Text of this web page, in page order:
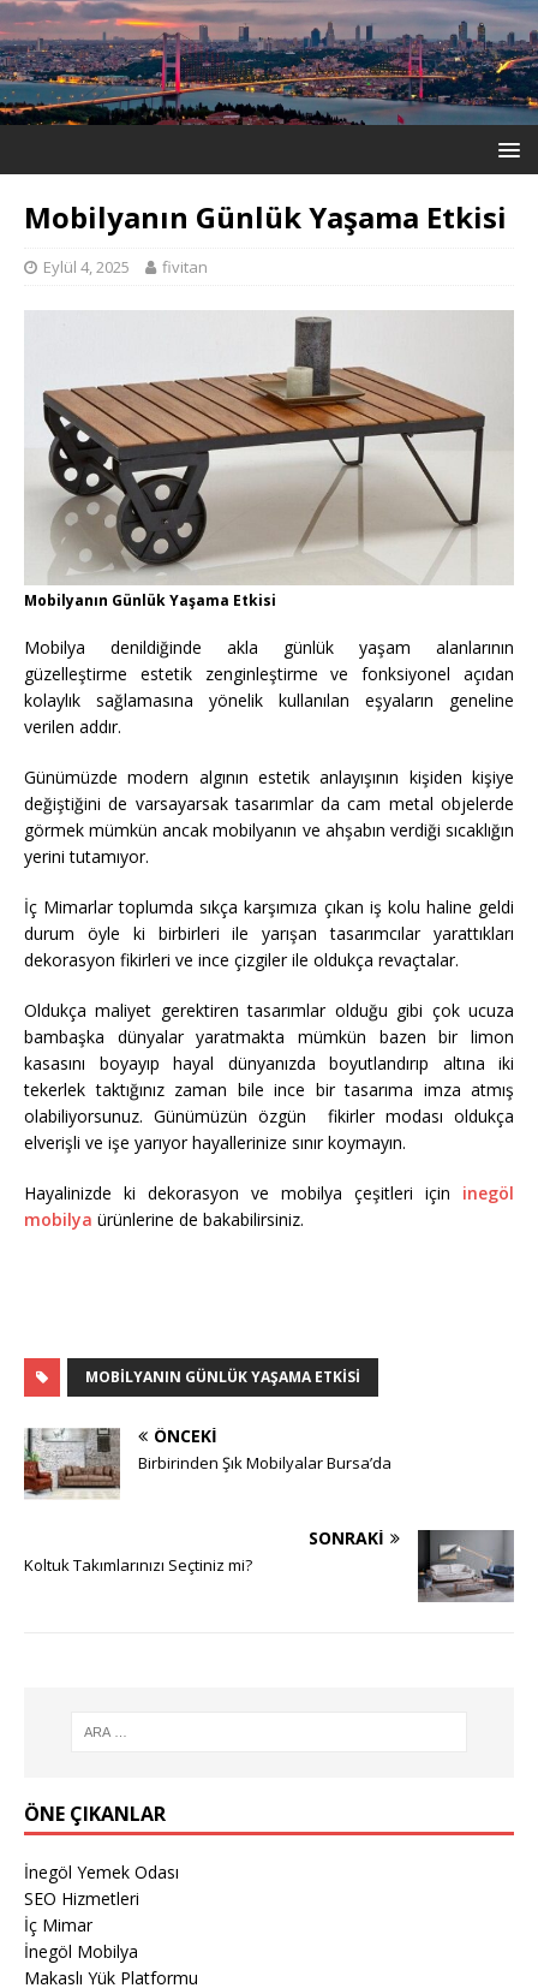
Mobilyanın Günlük Yaşama Etkisi
Eylül 4, 2025 fivitan
Mobilyanın Günlük Yaşama Etkisi
Mobilya denildiğinde akla günlük yaşam alanlarının
güzelleştirme estetik zenginleştirme ve fonksiyonel açıdan
kolaylık sağlamasına yönelik kullanılan eşyaların geneline
verilen addır.
Günümüzde modern algının estetik anlayışının kişiden kişiye
değiştiğini de varsayarsak tasarımlar da cam metal objelerde
görmek mümkün ancak mobilyanın ve ahşabın verdiği sıcaklığın
yerini tutamıyor.
İç Mimarlar toplumda sıkça karşımıza çıkan iş kolu haline geldi
durum öyle ki birbirleri ile yarışan tasarımcılar yarattıkları
dekorasyon fikirleri ve ince çizgiler ile oldukça revaçtalar.
Oldukça maliyet gerektiren tasarımlar olduğu gibi çok ucuza
bambaşka dünyalar yaratmakta mümkün bazen bir limon
kasasını boyayıp hayal dünyanızda boyutlandırıp altına iki
tekerlek taktığınız zaman bile ince bir tasarıma imza atmış
olabiliyorsunuz. Günümüzün özgün fikirler modası oldukça
elverişli ve işe yarıyor hayallerinize sınır koymayın.
Hayalinizde ki dekorasyon ve mobilya çeşitleri için inegöl
mobilya ürünlerine de bakabilirsiniz.
MOBILYANIN GÜNLÜK YAŞAMA ETKISI
ÖNCEKI
Birbirinden Şık Mobilyalar Bursa’da
SONRAKI
Koltuk Takımlarınızı Seçtiniz mi?
ÖNE ÇIKANLAR
İnegöl Yemek Odası
SEO Hizmetleri
İç Mimar
İnegöl Mobilya
Makaslı Yük Platformu